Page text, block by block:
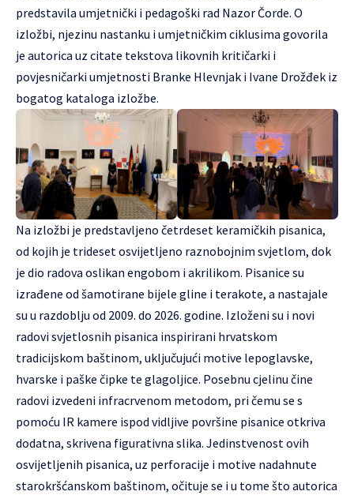
predstavila umjetnički i pedagoški rad Nazor Čorde. O
izložbi, njezinu nastanku i umjetničkim ciklusima govorila
je autorica uz citate tekstova likovnih kritičarki i
povjesničarki umjetnosti Branke Hlevnjak i Ivane Drožđek iz
bogatog kataloga izložbe.
Na izložbi je predstavljeno četrdeset keramičkih pisanica,
od kojih je trideset osvijetljeno raznobojnim svjetlom, dok
je dio radova oslikan engobom i akrilikom. Pisanice su
izrađene od šamotirane bijele gline i terakote, a nastajale
su u razdoblju od 2009. do 2026. godine. Izloženi su i novi
radovi svjetlosnih pisanica inspirirani hrvatskom
tradicijskom baštinom, uključujući motive lepoglavske,
hvarske i paške čipke te glagoljice. Posebnu cjelinu čine
radovi izvedeni infracrvenom metodom, pri čemu se s
pomoću IR kamere ispod vidljive površine pisanice otkriva
dodatna, skrivena figurativna slika. Jedinstvenost ovih
osvijetljenih pisanica, uz perforacije i motive nadahnute
starokršćanskom baštinom, očituje se i u tome što autorica